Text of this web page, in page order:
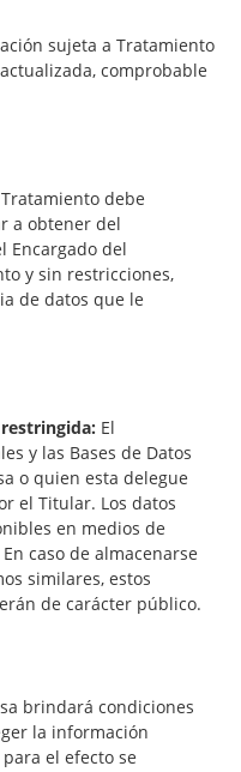
sujeta a Tratamiento
comprobable
debe
a obtener del
Encargado del
y sin restricciones,
de datos que le
El
y las Bases de Datos
o quien esta delegue
el Titular. Los datos
en medios de
caso de almacenarse
similares, estos
de carácter público.
brindará condiciones
la información
el efecto se